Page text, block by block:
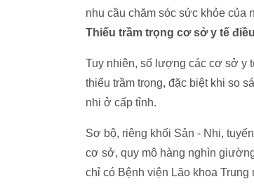
nhu cầu chăm sóc sức khỏe
Thiếu trầm trọng cơ sở y tế
Tuy nhiên, số lượng các cơ sở y
thiếu trầm trọng, đặc biệt khi so
nhi ở cấp tỉnh.
Sơ bộ, riêng khối Sản - Nhi,
cơ sở, quy mô hàng nghìn
chỉ có Bệnh viện Lão khoa